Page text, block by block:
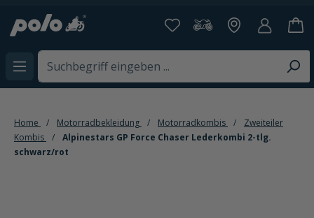
springen
Home Motorradbekleidung Motorradkombis
Zweiteiler
Kombis
Alpinestars GP Force Chaser Lederkombi 2-tlg.
schwarz/rot